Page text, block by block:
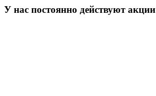
У нас постоянно действуют акции